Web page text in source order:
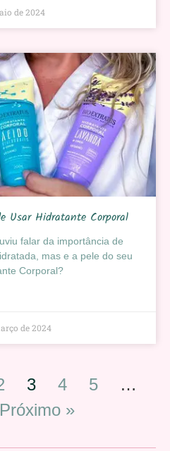
de 2024
Usar Hidratante Corporal
falar da importância de
mas e a pele do seu
Corporal?
de 2024
3 4 5
…
Próximo »